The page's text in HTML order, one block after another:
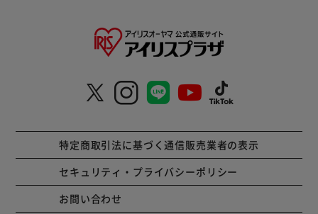
特定商取引法に基づく通信販売業者の表示
セキュリティ・プライバシーポリシー
お問い合わせ